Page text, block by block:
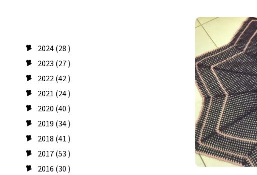
► 2024(28 )
► 2023 (27 )
► 2022(42 )
► 2021 (24 )
► 2020 (40 )
► 2019 (34 )
► 2018 (41 )
► 2017(53 )
► 2016 (30 )